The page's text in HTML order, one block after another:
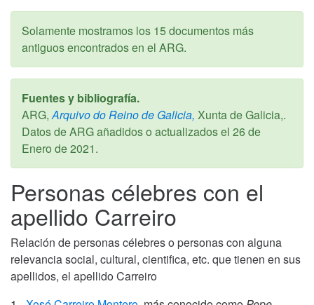
Solamente mostramos los 15 documentos más
antiguos encontrados en el ARG.
Fuentes y bibliografía.
ARG, Arquivo do Reino de Galicia, Xunta de Galicia,.
Datos de ARG añadidos o actualizados el 26 de
Enero de 2021.
Personas célebres con el
apellido Carreiro
Relación de personas célebres o personas con alguna
relevancia social, cultural, cientifica, etc. que tienen en sus
apellidos, el apellido Carreiro